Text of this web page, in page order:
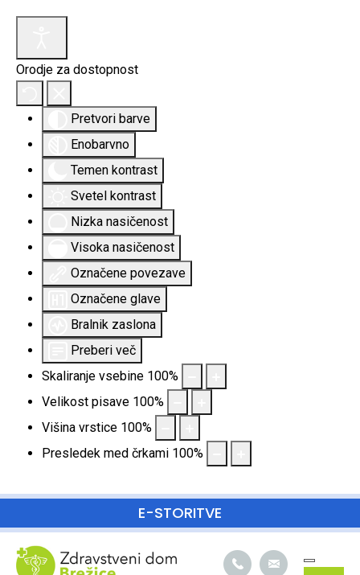
Orodje za dostopnost
Pretvori barve
Enobarvno
Temen kontrast
Svetel kontrast
Nizka nasičenost
Visoka nasičenost
Označene povezave
Označene glave
Bralnik zaslona
Preberi več
Skaliranje vsebine 100%
Velikost pisave 100%
Višina vrstice 100%
Presledek med črkami 100%
SKOČI DO OSREDNJE VSEBINE
E-STORITVE